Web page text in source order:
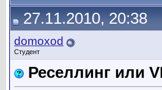
27.11.2010, 20:38
domoxod
Студент
Реселлинг или